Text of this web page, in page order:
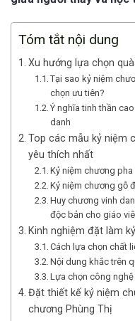
Tóm tắt nội dung
Xu hướng lựa chọn
Tại sao kỷ niệm
chọn ưu tiên?
Ý nghĩa tinh thần
danh
Top các mẫu kỷ niệm
yêu thích nhất
Kỷ niệm chương
Kỷ niệm chương gỗ
Huy chương vinh
độc bản cho giáo
Kinh nghiệm đặt làm
Cách lựa chọn chất
Nội dung khắc trên
Lựa chọn công
Đặt thiết kế kỷ niệm
chương Phùng Thị